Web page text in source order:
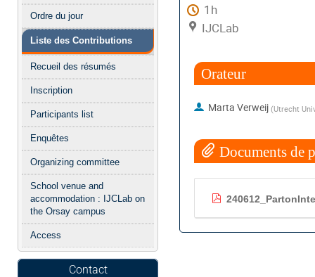
Ordre du jour
Liste des Contributions
Recueil des résumés
Inscription
Participants list
Enquêtes
Organizing committee
School venue and
accommodation : IJCLab on
the Orsay campus
Access
Contact
1h
IJCLab
Orateur
Marta Verweij (Utrecht
Documents de